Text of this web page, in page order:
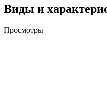
Виды и
Просмотры